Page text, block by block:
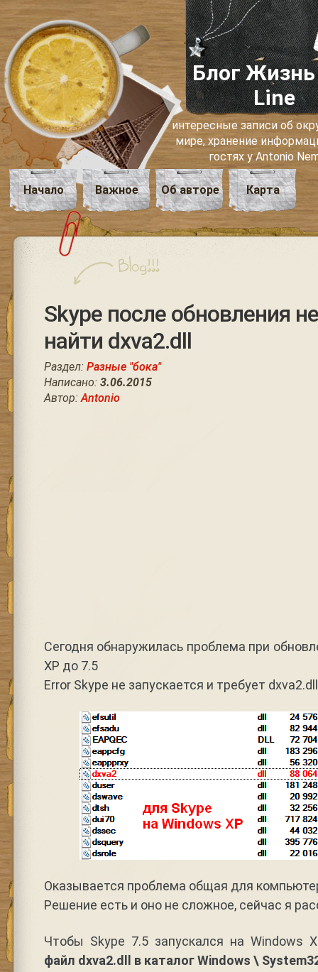
Блог Жизнь
Line
интересные записи об
мире, хранение
гостях у Antonio
Начало Важное Об авторе Карта
Skype после обновления
найти dxva2.dll
Раздел: Разные "бока"
Написано: 3.06.2015
Автор:Antonio
Сегодня обнаружилась проблема при
XP до 7.5
Error Skype не запускается и требует dxva2.dll
Оказывается проблема общая для
Решение есть и оно не сложное, сейчас я
Чтобы Skype 7.5 запускался на Windows
файл dxva2.dll в каталог Windows \